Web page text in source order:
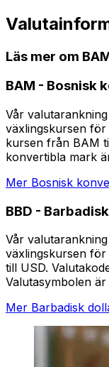
Läs mer om
BAM - Bosnisk
Vår
växlingskursen
kursen från BAM
konvertibla mark
Mer Bosnisk
BBD -
Vår
växlingskursen
till USD.
Valutasymbolen är
Mer Barbadisk